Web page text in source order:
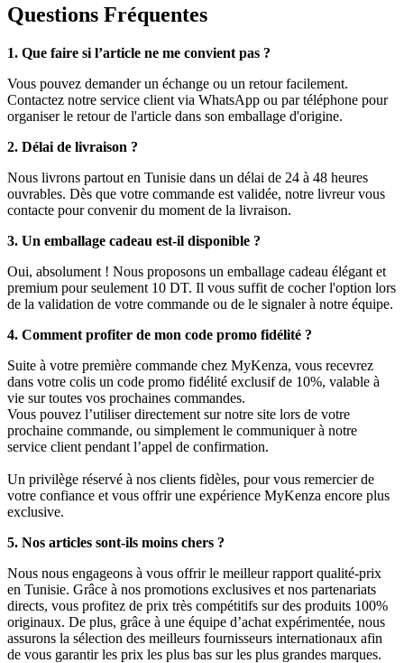
Questions Fréquentes
1. Que faire si l’article ne me convient pas ?
Vous pouvez demander un échange ou un retour facilement.
Contactez notre service client via WhatsApp ou par téléphone pour
organiser le retour de l'article dans son emballage d'origine.
2. Délai de livraison ?
Nous livrons partout en Tunisie dans un délai de 24 à 48 heures
ouvrables. Dès que votre commande est validée, notre livreur vous
contacte pour convenir du moment de la livraison.
3. Un emballage cadeau est-il disponible ?
Oui, absolument ! Nous proposons un emballage cadeau élégant et
premium pour seulement 10 DT. Il vous suffit de cocher l'option lors
de la validation de votre commande ou de le signaler à notre équipe.
4. Comment profiter de mon code promo fidélité ?
Suite à votre première commande chez MyKenza, vous recevrez
dans votre colis un code promo fidélité exclusif de 10%, valable à
vie sur toutes vos prochaines commandes.
Vous pouvez l’utiliser directement sur notre site lors de votre
prochaine commande, ou simplement le communiquer à notre
service client pendant l’appel de confirmation.
Un privilège réservé à nos clients fidèles, pour vous remercier de
votre confiance et vous offrir une expérience MyKenza encore plus
exclusive.
5. Nos articles sont-ils moins chers ?
Nous nous engageons à vous offrir le meilleur rapport qualité-prix
en Tunisie. Grâce à nos promotions exclusives et nos partenariats
directs, vous profitez de prix très compétitifs sur des produits 100%
originaux. De plus, grâce à une équipe d’achat expérimentée, nous
assurons la sélection des meilleurs fournisseurs internationaux afin
de vous garantir les prix les plus bas sur les plus grandes marques.